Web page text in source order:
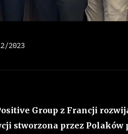
2023
Group z Francji
stworzona przez Polaków